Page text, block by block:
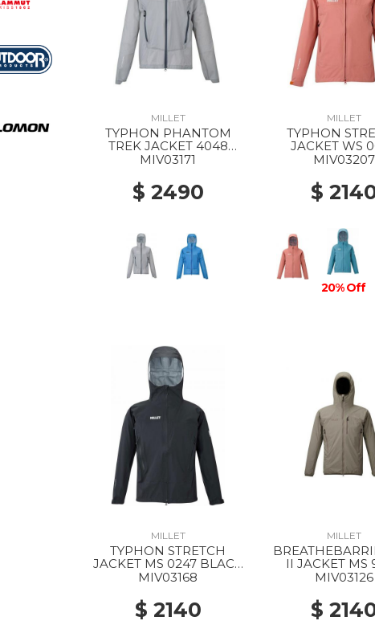
MILLET
TYPHON PHANTOM
TREK JACKET 4048
SMOKED PEARL
MIV03171
$ 2490
MILLET
TYPHON
JACKET WS
GINGER
MIV03207
$
20% Off
MILLET
TYPHON STRETCH
JACKET MS 0247 BLACK
- NOIR
MIV03168
$ 2140
MILLET
II JACKET MS
DORITE
MIV03126
$